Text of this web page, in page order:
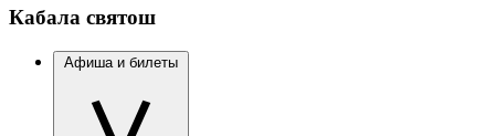
Кабала святош
Афиша и билеты